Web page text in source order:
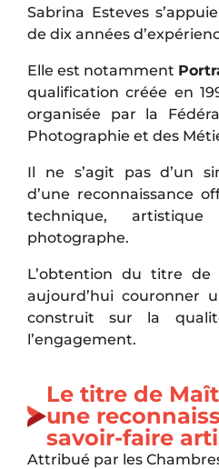
Sabrina Esteves
de dix années
Elle est notamment
qualification créée en
organisée par la
Photographie et des
Il ne s’agit pas d’un
d’une reconnaissance
technique,
photographe.
L’obtention du titre de
aujourd’hui couronner
construit sur la
l’engagement.
Le titre de
une
savoir-faire
Attribué par les